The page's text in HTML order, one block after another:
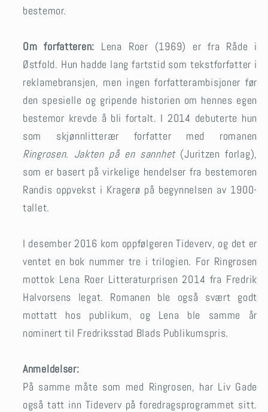
bestemor.
Om forfatteren: Lena Roer (1969) er fra Råde i
Østfold. Hun hadde lang fartstid som tekstforfatter i
reklamebransjen, men ingen forfatterambisjoner før
den spesielle og gripende historien om hennes egen
bestemor krevde å bli fortalt. I 2014 debuterte hun
som skjønnlitterær forfatter med romanen
Ringrosen. Jakten på en sannhet(Juritzen forlag),
som er basert på virkelige hendelser fra bestemoren
Randis oppvekst i Kragerø på begynnelsen av 1900-
tallet.
I desember 2016 kom oppfølgeren Tideverv, og det er
ventet en bok nummer tre i trilogien. For Ringrosen
mottok Lena Roer Litteraturprisen 2014 fra Fredrik
Halvorsens legat. Romanen ble også svært godt
mottatt hos publikum, og Lena ble samme år
nominert til Fredriksstad Blads Publikumspris.
Anmeldelser:
På samme måte som med Ringrosen, har Liv Gade
også tatt inn Tideverv på foredragsprogrammet sitt.